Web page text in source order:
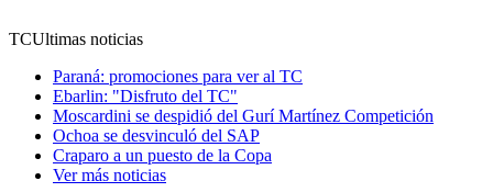
TCUltimas noticias
Paraná: promociones para ver al TC
Ebarlin: "Disfruto del TC"
Moscardini se despidió del Gurí Martínez Competición
Ochoa se desvinculó del SAP
Craparo a un puesto de la Copa
Ver más noticias